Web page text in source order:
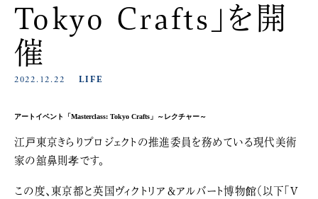
Tokyo Crafts」を開
催
2022.12.22 LIFE
アートイベント「Masterclass: Tokyo Crafts」～レクチャー～
江戸東京きらりプロジェクトの推進委員を務めている現代美術
家の舘鼻則孝です。
この度、東京都と英国ヴィクトリア＆アルバート博物館（以下「Ｖ